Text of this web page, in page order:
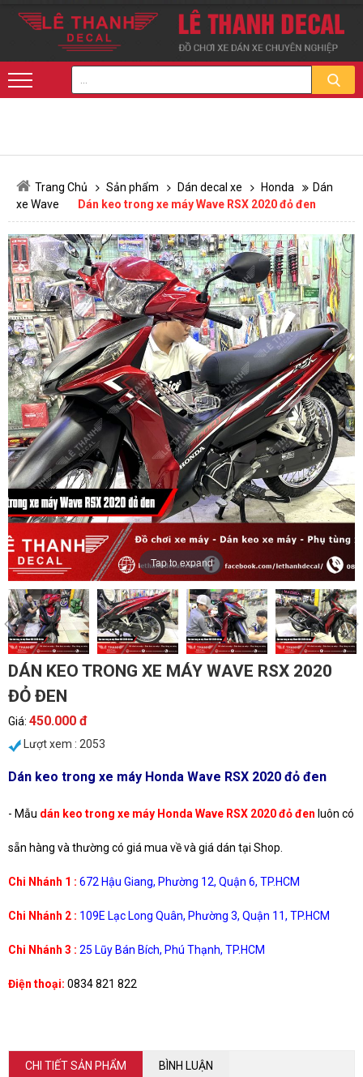
Trang Chủ Sản phẩm Dán decal xe Honda
Dán
xe Wave
Dán keo trong xe máy Wave RSX 2020 đỏ đen
Tap to expand
DÁN KEO TRONG XE MÁY WAVE RSX 2020
ĐỎ ĐEN
Giá: 450.000 đ
Lượt xem : 2053
Dán keo trong xe máy Honda Wave RSX 2020 đỏ đen
- Mẫu dán keo trong xe máy Honda Wave RSX 2020 đỏ đen luôn có
sẵn hàng và thường có giá mua về và giá dán tại Shop.
Chi Nhánh 1 : 672 Hậu Giang, Phường 12, Quận 6, TP.HCM
Chi Nhánh 2 : 109E Lạc Long Quân, Phường 3, Quận 11, TP.HCM
Chi Nhánh 3 : 25 Lũy Bán Bích, Phú Thạnh, TP.HCM
Điện thoại: 0834 821 822
CHI TIẾT SẢN PHẨM BÌNH LUẬN